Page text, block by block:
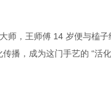
师，王师傅 14 岁便与榼子
播，成为这门手艺的 “活化